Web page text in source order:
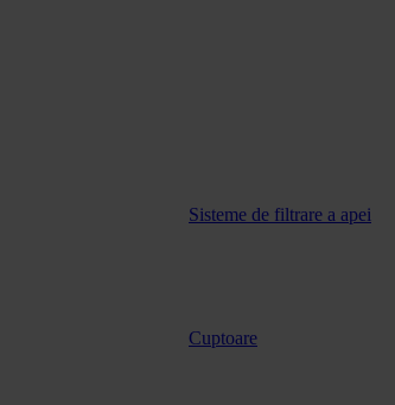
Sisteme de filtrare a apei
Cuptoare